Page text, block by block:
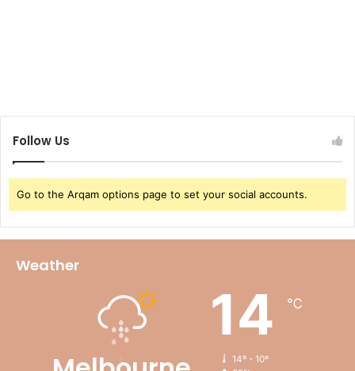
Follow Us
Go to the Arqam options page to set your social accounts.
Weather
14 ℃
14º - 10º